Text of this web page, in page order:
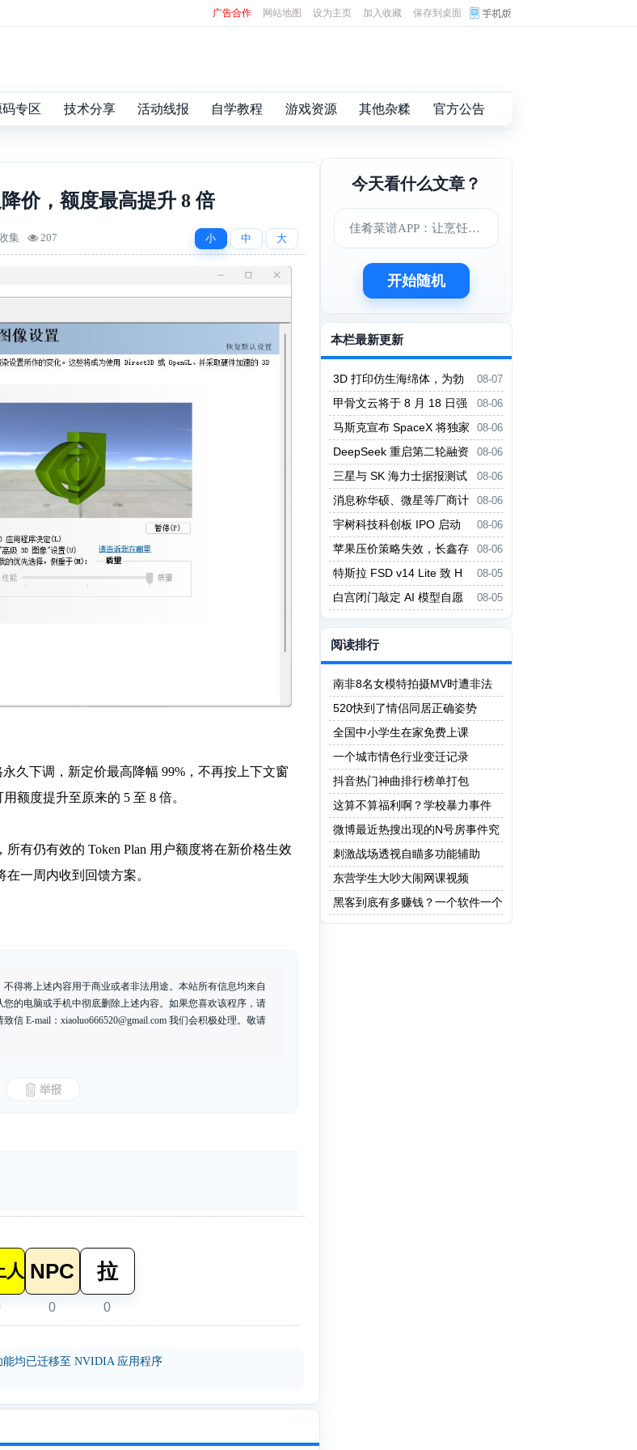
广告合作 网站地图 设为主页 加入收藏 保存到桌面
码专区 技术分享 活动线报 自学教程 游戏资源 其他杂糅 官方公告
价，额度最高提升 8 倍
小 中 大
集 207
久下调，新定价最高降幅 99%，不再按上下文窗
额度提升至原来的 5 至 8 倍。
有仍有效的 Token Plan 用户额度将在新价格生效
一周内收到回馈方案。
得将上述内容用于商业或者非法用途。本站所有信息均来自
的电脑或手机中彻底删除上述内容。如果您喜欢该程序，请
信 E-mail： xiaoluo666520@gmail.com 我们会积极处理。敬请
人 NPC
0
拉
0
均已迁移至 NVIDIA 应用程序
今天看什么文章？
佳肴菜谱APP：让烹饪变得更简单美味
开始随机
本栏最新更新
08-07
3D 打印仿生海绵体，为勃
起功能障碍提供新疗法
08-06
甲骨文云将于 8 月 18 日强
制实行新 Always-Free 限制
08-06
马斯克宣布 SpaceX 将独家
采用英伟达 AI 架构
08-06
DeepSeek 重启第二轮融资
投前估值 5000 亿元
08-06
三星与 SK 海力士据报测试
中微设备 对冲美国出口管制风险
08-06
消息称华硕、微星等厂商计
划 Q3 上调主板价格
08-06
宇树科技科创板 IPO 启动
询价
08-06
苹果压价策略失效，长鑫存
储拒绝压价
08-05
特斯拉 FSD v14 Lite 致 H
W3 自动驾驶电脑过热故障
08-05
白宫闭门敲定 AI 模型自愿
评估框架，细节不公开
阅读排行
南非8名女模特拍摄MV时遭非法
矿工轮奸
520快到了情侣同居正确姿势
全国中小学生在家免费上课
一个城市情色行业变迁记录
抖音热门神曲排行榜单打包
这算不算福利啊？学校暴力事件
微博最近热搜出现的N号房事件究
竟是什么？
刺激战场透视自瞄多功能辅助
东营学生大吵大闹网课视频
黑客到底有多赚钱？一个软件一个
亿！网友：这只是最低级的黑客!